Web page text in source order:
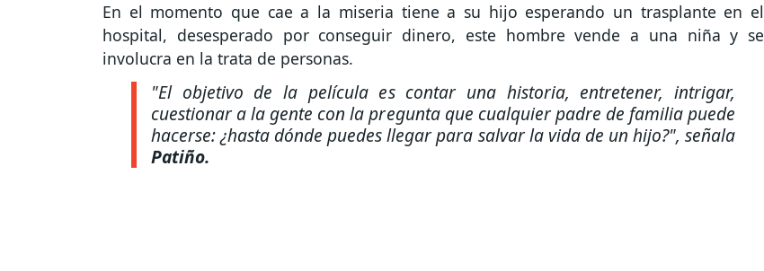
En el momento que cae a la miseria tiene a su hijo esperando un trasplante en el
hospital, desesperado por conseguir dinero, este hombre vende a una niña y se
involucra en la trata de personas.
"El objetivo de la película es contar una historia, entretener, intrigar,
cuestionar a la gente con la pregunta que cualquier padre de familia puede
hacerse: ¿hasta dónde puedes llegar para salvar la vida de un hijo?", señala
Patiño.